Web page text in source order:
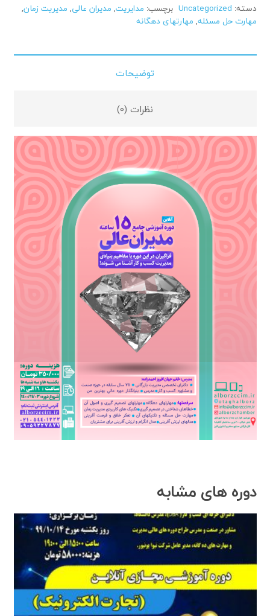
دسته: Uncategorized برچسب: مدایریت, مدیران عالی, مدیریت زمان,
مهارت حل مسئله, مهارتهای دهگانه
توضیحات
نظرات (0)
دوره های مشابه